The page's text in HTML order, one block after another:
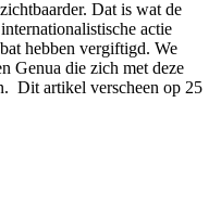
Dat is wat de
actie
hebben vergiftigd. We
Genua die zich met deze
Dit artikel verscheen op 25